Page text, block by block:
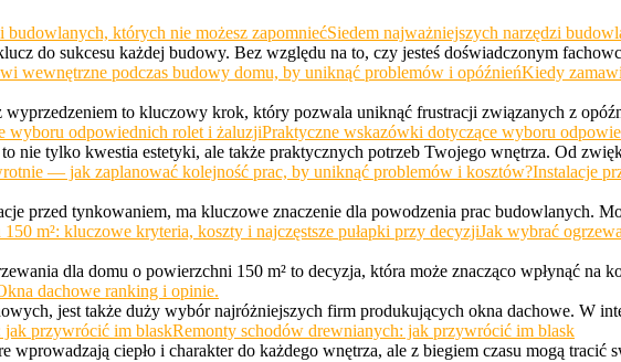
Siedem najważniejszych narzędzi
do sukcesu każdej budowy. Bez względu na to, czy jesteś doświadczonym
Kiedy
to kluczowy krok, który pozwala uniknąć frustracji związanych z
Praktyczne wskazówki dotyczące wyboru
nie tylko kwestia estetyki, ale także praktycznych potrzeb Twojego wnętrza. Od
Instalacje
przed tynkowaniem, ma kluczowe znaczenie dla powodzenia prac budowlanych.
Jak wybrać
dla domu o powierzchni 150 m² to decyzja, która może znacząco wpłynąć na
dachowe ranking i opinie.
jest także duży wybór najróżniejszych firm produkujących okna dachowe. W
Remonty schodów drewnianych: jak przywrócić im blask
wprowadzają ciepło i charakter do każdego wnętrza, ale z biegiem czasu mogą